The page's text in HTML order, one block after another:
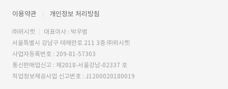
이용약관 개인정보 처리방침
㈜위시켓
대표이사 : 박우범
서울특별시 강남구 테헤란로 211 3층 ㈜위시켓
사업자등록번호 : 209-81-57303
통신판매업신고 : 제2018-서울강남-02337 호
직업정보제공사업 신고번호 : J1200020180019